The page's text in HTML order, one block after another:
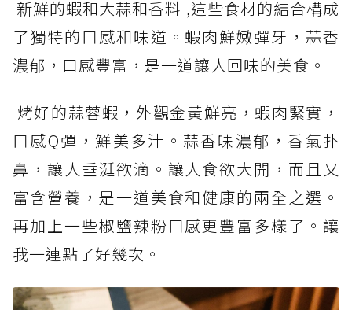
新鮮的蝦和大蒜和香料 ,這些食材的結合構成
了獨特的口感和味道。蝦肉鮮嫩彈牙，蒜香
濃郁，口感豐富，是一道讓人回味的美食。
烤好的蒜蓉蝦，外觀金黃鮮亮，蝦肉緊實，
口感Q彈，鮮美多汁。蒜香味濃郁，香氣扑
鼻，讓人垂涎欲滴。讓人食欲大開，而且又
富含營養，是一道美食和健康的兩全之選。
再加上一些椒鹽辣粉口感更豐富多樣了。讓
我一連點了好幾次。